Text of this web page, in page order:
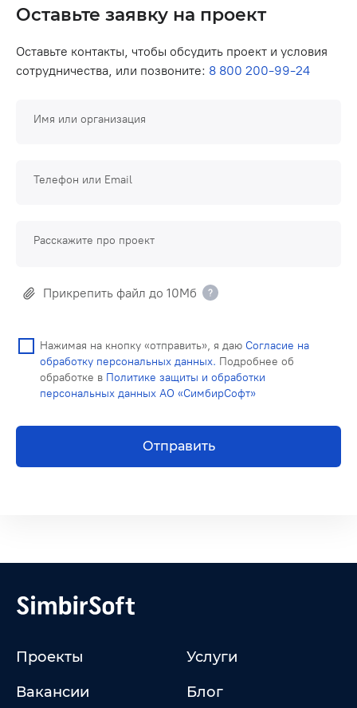
Оставьте заявку на проект
Оставьте контакты, чтобы обсудить проект и условия
сотрудничества, или позвоните: 8 800 200-99-24
Имя или организация
Телефон или Email
Расскажите про проект
Прикрепить файл до 10Мб
Нажимая на кнопку «отправить», я даю Согласие на
обработку персональных данных. Подробнее об
обработке в Политике защиты и обработки
персональных данных АО «СимбирСофт»
Отправить
Проекты
Услуги
Вакансии
Блог